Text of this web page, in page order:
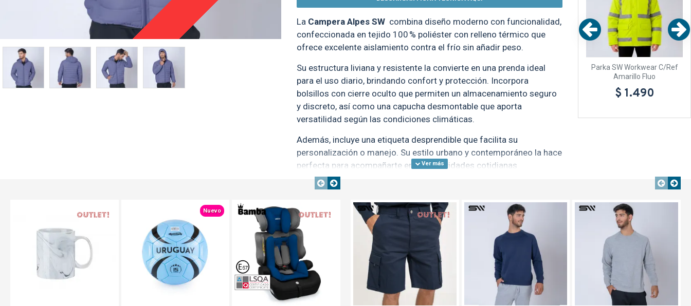
La Campera Alpes SW combina diseño moderno con funcionalidad,
confeccionada en tejido 100 % poliéster con relleno térmico que
ofrece excelente aislamiento contra el frío sin añadir peso.
Su estructura liviana y resistente la convierte en una prenda ideal
para el uso diario, brindando confort y protección. Incorpora
bolsillos con cierre oculto que permiten un almacenamiento seguro
y discreto, así como una capucha desmontable que aporta
versatilidad según las condiciones climáticas.
Además, incluye una etiqueta desprendible que facilita su
personalización o manejo. Su estilo urbano y contemporáneo la hace
perfecta para acompañarte en tus actividades cotidianas
manteniendo el abrigo y la comodidad.
Composición: 100% poliéster
Talle S M L XXL
Contorno
pecho
102 106 110 122
Parka SW Workwear C/Ref
Amarillo Fluo
$ 1.490
Parka SW Workwear C/Ref
Azul Marino
$ 1.490
Parka SW Workwear C/Ref
$ 1.490
Parka SW Workwear C/Ref
Amarillo Fluo
$ 1.490
OUT Nuevo OUT
TEXTTRAN
TEX
OUT TEXTTRANSPARENTE
OUT
TEXTTRANSPARENTEOUT TEXTTRANSPARENTE TEXTTRANSPARENTE